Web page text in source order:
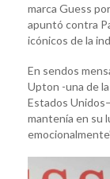
marca Guess
apuntó contra
icónicos de la
En sendos
Upton -una de
Estados
mantenía en su